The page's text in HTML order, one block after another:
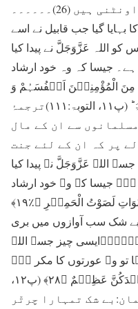
سیِّدُناصالح علیہ السلام کی اونٹنی ہیں (26)۔۔۔۔۔۔
گیا جب قابیل نے اسے
جس کو اللہ عَزَّوَجَلَّ نے پیدا کیا
ہے۔ جیسا کہ وہ خود ارشاد
مِنَ الْمُؤْمِنِیۡنَ اَنۡفُسَہُمْ وَ
اَمْوَالَہُمۡ بِاَنَّ لَہُمُ الۡجَنَّۃَ ؕ (پ۱۱، التوبۃ:۱۱۱)ترجمۂ
سے ان کے مال
پر کہ ان کے لئے جنت
جسے اللہ عَزَّوَجَلَّ نے پیدا کیا
ہے۔ جیسا کہ وہ خود ارشاد
فرماتا ہے :” اِنَّ اَنۡکَرَ الْاَصْوَاتِ لَصَوْتُ الْحَمِیۡرِ ﴿٪۱۹﴾
شک سب آوازوں میں بری
گدھے کی۔”(۲) (29)۔۔۔۔۔۔ایسی چیز جسے اللہ
تو وہ عورتوں کا مکر ہے۔
چنانچہ، ارشاد فرمایا :” اِنَّ کَیۡدَکُنَّ عَظِیۡمٌ ﴿۲۸﴾ (پ۱۲،
شک تمہارا چرتّر